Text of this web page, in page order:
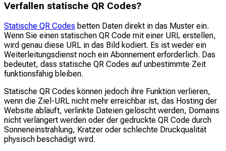
Verfallen statische QR Codes?
Statische QR Codes betten Daten direkt in das Muster ein.
Wenn Sie einen statischen QR Code mit einer URL erstellen,
wird genau diese URL in das Bild kodiert. Es ist weder ein
Weiterleitungsdienst noch ein Abonnement erforderlich. Das
bedeutet, dass statische QR Codes auf unbestimmte Zeit
funktionsfähig bleiben.
Statische QR Codes können jedoch ihre Funktion verlieren,
wenn die Ziel-URL nicht mehr erreichbar ist, das Hosting der
Website abläuft, verlinkte Dateien gelöscht werden, Domains
nicht verlängert werden oder der gedruckte QR Code durch
Sonneneinstrahlung, Kratzer oder schlechte Druckqualität
physisch beschädigt wird.